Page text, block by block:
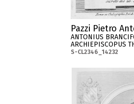
Pazzi Pietro
ANTONIUS
ARCHIEPISCOPUS
S-CL2346_14232